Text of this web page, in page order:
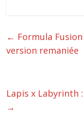
← Formula Fusion
version remaniée
Lapis x Labyrinth
→